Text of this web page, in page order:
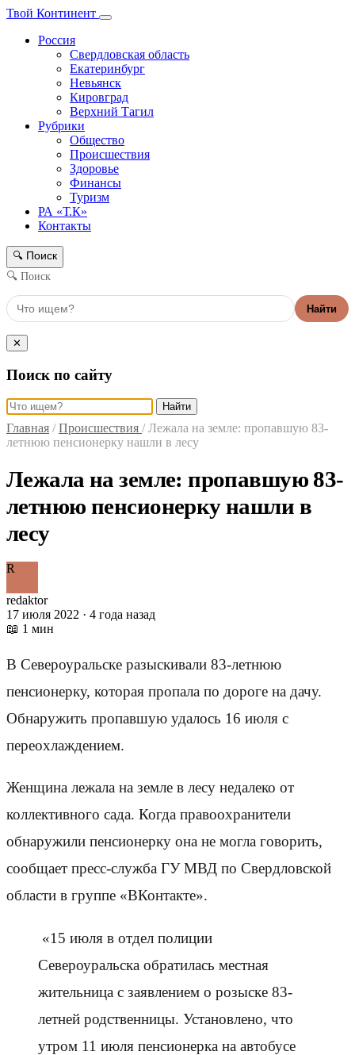
Твой Континент
Россия
Свердловская область
Екатеринбург
Невьянск
Кировград
Верхний Тагил
Рубрики
Общество
Происшествия
Здоровье
Финансы
Туризм
РА «Т.К»
Контакты
🔍 Поиск
🔍 Поиск
Найти
✕
Поиск по сайту
Найти
Главная / Происшествия / Лежала на земле: пропавшую 83-
летнюю пенсионерку нашли в лесу
Лежала на земле: пропавшую 83-
летнюю пенсионерку нашли в
лесу
R
redaktor
17 июля 2022 · 4 года назад
📖 1 мин
В Североуральске разыскивали 83-летнюю
пенсионерку, которая пропала по дороге на дачу.
Обнаружить пропавшую удалось 16 июля с
переохлаждением.
Женщина лежала на земле в лесу недалеко от
коллективного сада. Когда правоохранители
обнаружили пенсионерку она не могла говорить,
сообщает пресс-служба ГУ МВД по Свердловской
области в группе «ВКонтакте».
«15 июля в отдел полиции
Североуральска обратилась местная
жительница с заявлением о розыске 83-
летней родственницы. Установлено, что
утром 11 июля пенсионерка на автобусе